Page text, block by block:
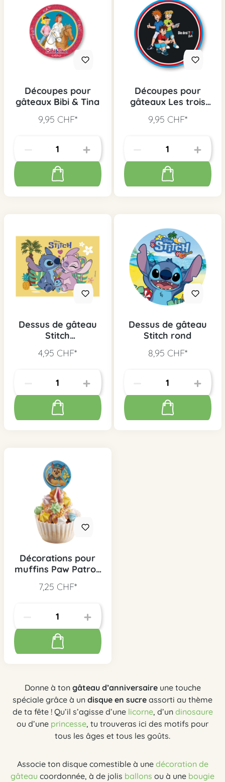
Découpes pour
gâteaux Bibi & Tina
9,95 CHF*
Découpes pour
gâteaux Les trois
9,95 CHF*
Dessus de gâteau
Stitch
4,95 CHF*
Dessus de gâteau
Stitch rond
8,95 CHF*
Décorations pour
muffins Paw Patrol,
7,25 CHF*
Donne à ton gâteau d’anniversaireune touche
spéciale grâce à un disque en sucre assorti au thème
de ta fête ! Qu’il s’agisse d’une licorne, d’un dinosaure
ou d’une princesse, tu trouveras ici des motifs pour
tous les âges et tous les goûts.
Associe ton disque comestible à une décoration de
gâteau coordonnée, à de jolis ballons ou à une bougie